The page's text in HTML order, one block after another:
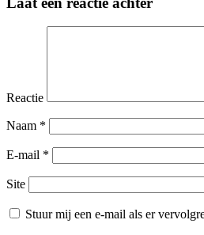
Reactie
Naam *
E-mail *
Site
Stuur mij een e-mail als er